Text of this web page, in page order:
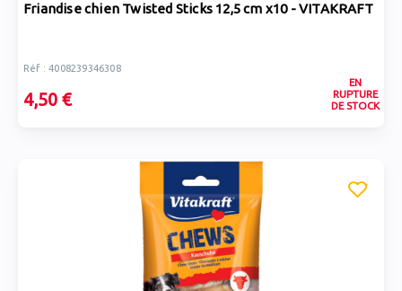
Friandise chien Twisted Sticks 12,5 cm x10 - VITAKRAFT
Réf : 4008239346308
4,50 €
EN
RUPTURE
DE STOCK